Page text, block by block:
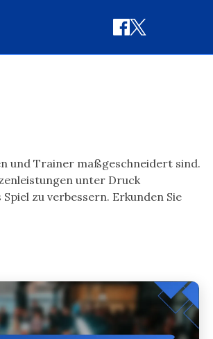
und Trainer maßgeschneidert sind.
unter Druck
zu verbessern. Erkunden Sie